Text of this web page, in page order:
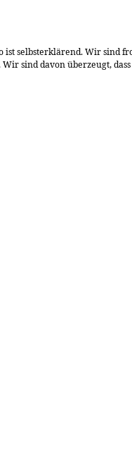
selbsterklärend. Wir sind
sind davon überzeugt,